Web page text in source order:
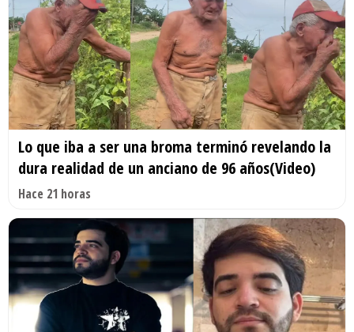
Lo que iba a ser una broma terminó revelando la
dura realidad de un anciano de 96 años(Video)
Hace 21 horas